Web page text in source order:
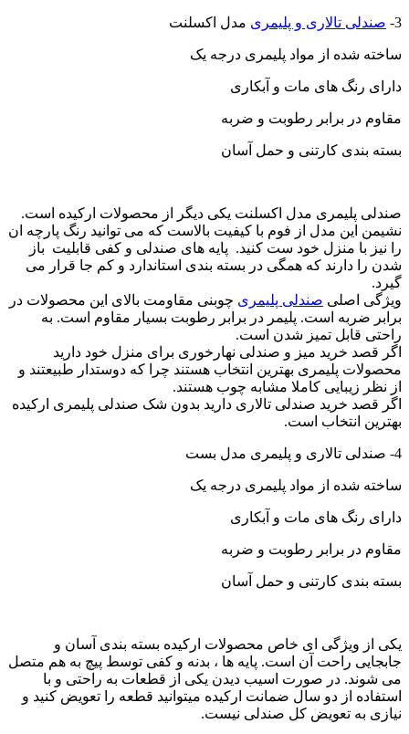
3- صندلی تالاری و پلیمری مدل اکسلنت
ساخته شده از مواد پلیمری درجه یک
دارای رنگ های مات و آبکاری
مقاوم در برابر رطوبت و ضربه
بسته بندی کارتنی و حمل آسان
صندلی پلیمری مدل اکسلنت یکی دیگر از محصولات ارکیده است.
نشیمن این مدل از فوم با کیفیت بالاست که می توانید رنگ پارچه ان
را نیز با منزل خود ست کنید. پایه های صندلی و کفی قابلیت باز
شدن را دارند که همگی در بسته بندی استاندارد و کم جا قرار می
گیرد.
ویژگی اصلی صندلی پلیمری چوبنی مقاومت بالای این محصولات در
برابر ضربه است. پلیمر در برابر رطوبت بسیار مقاوم است. به
راحتی قابل تمیز شدن است.
اگر قصد خرید میز و صندلی نهارخوری برای منزل خود دارید
محصولات پلیمری بهترین انتخاب هستند چرا که دوستدار طبیعتند و
از نظر زیبایی کاملا مشابه چوب هستند.
اگر قصد خرید صندلی تالاری دارید بدون شک صندلی پلیمری ارکیده
بهترین انتخاب است.
4- صندلی تالاری و پلیمری مدل بست
ساخته شده از مواد پلیمری درجه یک
دارای رنگ های مات و آبکاری
مقاوم در برابر رطوبت و ضربه
بسته بندی کارتنی و حمل آسان
یکی از ویژگی ای خاص محصولات ارکیده بسته بندی آسان و
جابجایی راحت آن است. پایه ها ، بدنه و کفی توسط پیچ به هم متصل
می شوند. در صورت اسیب دیدن یکی از قطعات به راحتی و با
استفاده از دو سال ضمانت ارکیده میتوانید قطعه را تعویض کنید و
نیازی به تعویض کل صندلی نیست.